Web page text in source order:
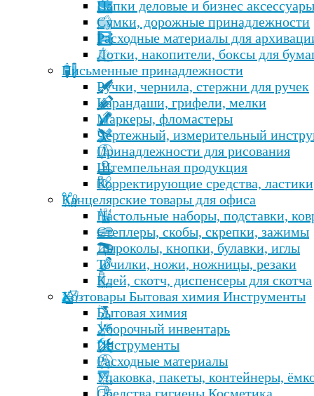
Папки деловые и бизнес аксессуары
Сумки, дорожные принадлежности
Расходные материалы для
Лотки, накопители, боксы для
Письменные принадлежности
Ручки, чернила, стержни для ручек
Карандаши, грифели, мелки
Маркеры, фломастеры
Чертежный, измерительный
Принадлежности для рисования
Штемпельная продукция
Корректирующие средства, ластики
Канцелярские товары для офиса
Настольные наборы, подставки,
Степлеры, скобы, скрепки, зажимы
Дыроколы, кнопки, булавки, иглы
Точилки, ножи, ножницы, резаки
Клей, скотч, диспенсеры для скотча
Хозтовары Бытовая химия Инструменты
Бытовая химия
Уборочный инвентарь
Инструменты
Расходные материалы
Упаковка, пакеты, контейнеры,